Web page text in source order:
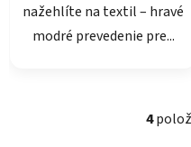
nažehlíte na textil – hravé
modré prevedenie pre...
4